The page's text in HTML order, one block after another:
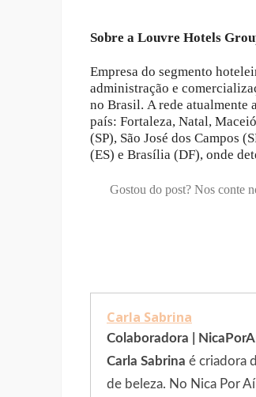
Sobre a Louvre Hotels
Empresa do segmento
administração e
no Brasil. A rede atualmente
país: Fortaleza, Natal,
(SP), São José dos Campos
(ES) e Brasília (DF), onde
Gostou do post? Nos conte
Carla Sabrina
Colaboradora |
Carla Sabrina é criadora
de beleza. No Nica Por